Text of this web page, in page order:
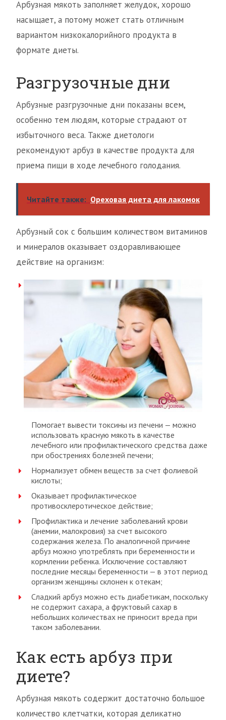
Арбузная мякоть заполняет желудок, хорошо
насыщает, а потому может стать отличным
вариантом низкокалорийного продукта в
формате диеты.
Разгрузочные дни
Арбузные разгрузочные дни показаны всем,
особенно тем людям, которые страдают от
избыточного веса. Также диетологи
рекомендуют арбуз в качестве продукта для
приема пищи в ходе лечебного голодания.
Читайте также: Ореховая диета для лакомок
Арбузный сок с большим количеством витаминов
и минералов оказывает оздоравливающее
действие на организм:
Помогает вывести токсины из печени — можно
использовать красную мякоть в качестве
лечебного или профилактического средства даже
при обострениях болезней печени;
Нормализует обмен веществ за счет фолиевой
кислоты;
Оказывает профилактическое
противосклеротическое действие;
Профилактика и лечение заболеваний крови
(анемии, малокровия) за счет высокого
содержания железа. По аналогичной причине
арбуз можно употреблять при беременности и
кормлении ребенка. Исключение составляют
последние месяцы беременности — в этот период
организм женщины склонен к отекам;
Сладкий арбуз можно есть диабетикам, поскольку
не содержит сахара, а фруктовый сахар в
небольших количествах не приносит вреда при
таком заболевании.
Как есть арбуз при
диете?
Арбузная мякоть содержит достаточно большое
количество клетчатки, которая деликатно